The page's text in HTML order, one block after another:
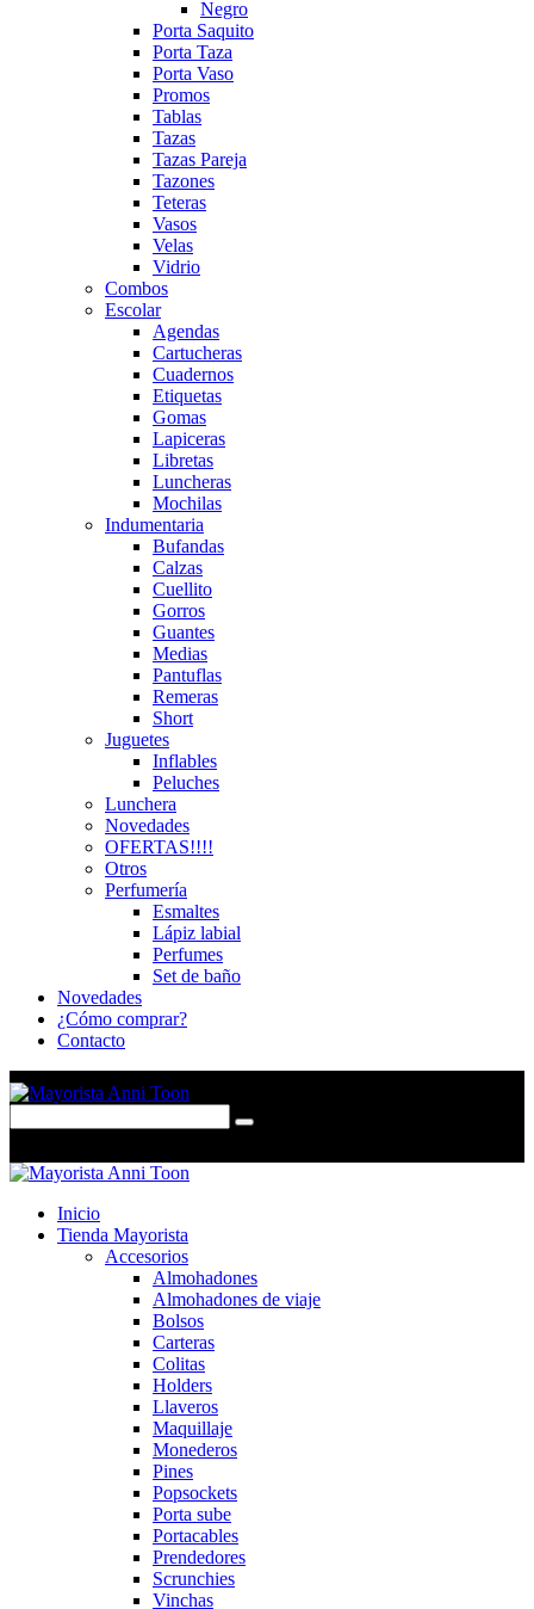
Negro
Porta Saquito
Porta Taza
Porta Vaso
Promos
Tablas
Tazas
Tazas Pareja
Tazones
Teteras
Vasos
Velas
Vidrio
Combos
Escolar
Agendas
Cartucheras
Cuadernos
Etiquetas
Gomas
Lapiceras
Libretas
Luncheras
Mochilas
Indumentaria
Bufandas
Calzas
Cuellito
Gorros
Guantes
Medias
Pantuflas
Remeras
Short
Juguetes
Inflables
Peluches
Lunchera
Novedades
OFERTAS!!!!
Otros
Perfumería
Esmaltes
Lápiz labial
Perfumes
Set de baño
Novedades
¿Cómo comprar?
Contacto
Inicio
Tienda Mayorista
Accesorios
Almohadones
Almohadones de viaje
Bolsos
Carteras
Colitas
Holders
Llaveros
Maquillaje
Monederos
Pines
Popsockets
Porta sube
Portacables
Prendedores
Scrunchies
Vinchas